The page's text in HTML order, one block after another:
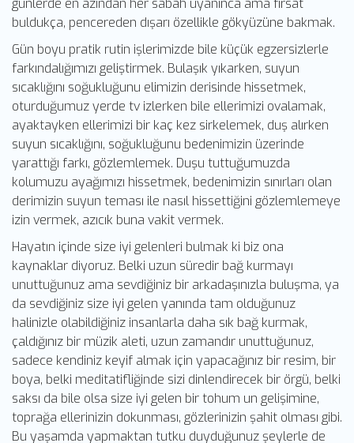
günlerde en azından her sabah uyanınca ama fırsat
buldukça, pencereden dışarı özellikle gökyüzüne bakmak.
Gün boyu pratik rutin işlerimizde bile küçük egzersizlerle
farkındalığımızı geliştirmek. Bulaşık yıkarken, suyun
sıcaklığını soğukluğunu elimizin derisinde hissetmek,
oturduğumuz yerde tv izlerken bile ellerimizi ovalamak,
ayaktayken ellerimizi bir kaç kez sirkelemek, duş alırken
suyun sıcaklığını, soğukluğunu bedenimizin üzerinde
yarattığı farkı, gözlemlemek. Duşu tuttuğumuzda
kolumuzu ayağımızı hissetmek, bedenimizin sınırları olan
derimizin suyun teması ile nasıl hissettiğini gözlemlemeye
izin vermek, azıcık buna vakit vermek.
Hayatın içinde size iyi gelenleri bulmak ki biz ona
kaynaklar diyoruz. Belki uzun süredir bağ kurmayı
unuttuğunuz ama sevdiğiniz bir arkadaşınızla buluşma, ya
da sevdiğiniz size iyi gelen yanında tam olduğunuz
halinizle olabildiğiniz insanlarla daha sık bağ kurmak,
çaldığınız bir müzik aleti, uzun zamandır unuttuğunuz,
sadece kendiniz keyif almak için yapacağınız bir resim, bir
boya, belki meditatifliğinde sizi dinlendirecek bir örgü, belki
saksı da bile olsa size iyi gelen bir tohum un gelişimine,
toprağa ellerinizin dokunması, gözlerinizin şahit olması gibi.
Bu yaşamda yapmaktan tutku duyduğunuz şeylerle de